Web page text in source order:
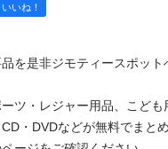
いいね！
を是非ジモティースポッ
ツ・レジャー用品、こど
・DVDなどが無料でまと